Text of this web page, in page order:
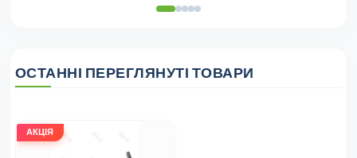
ОСТАННІ ПЕРЕГЛЯНУТІ ТОВАРИ
АКЦІЯ